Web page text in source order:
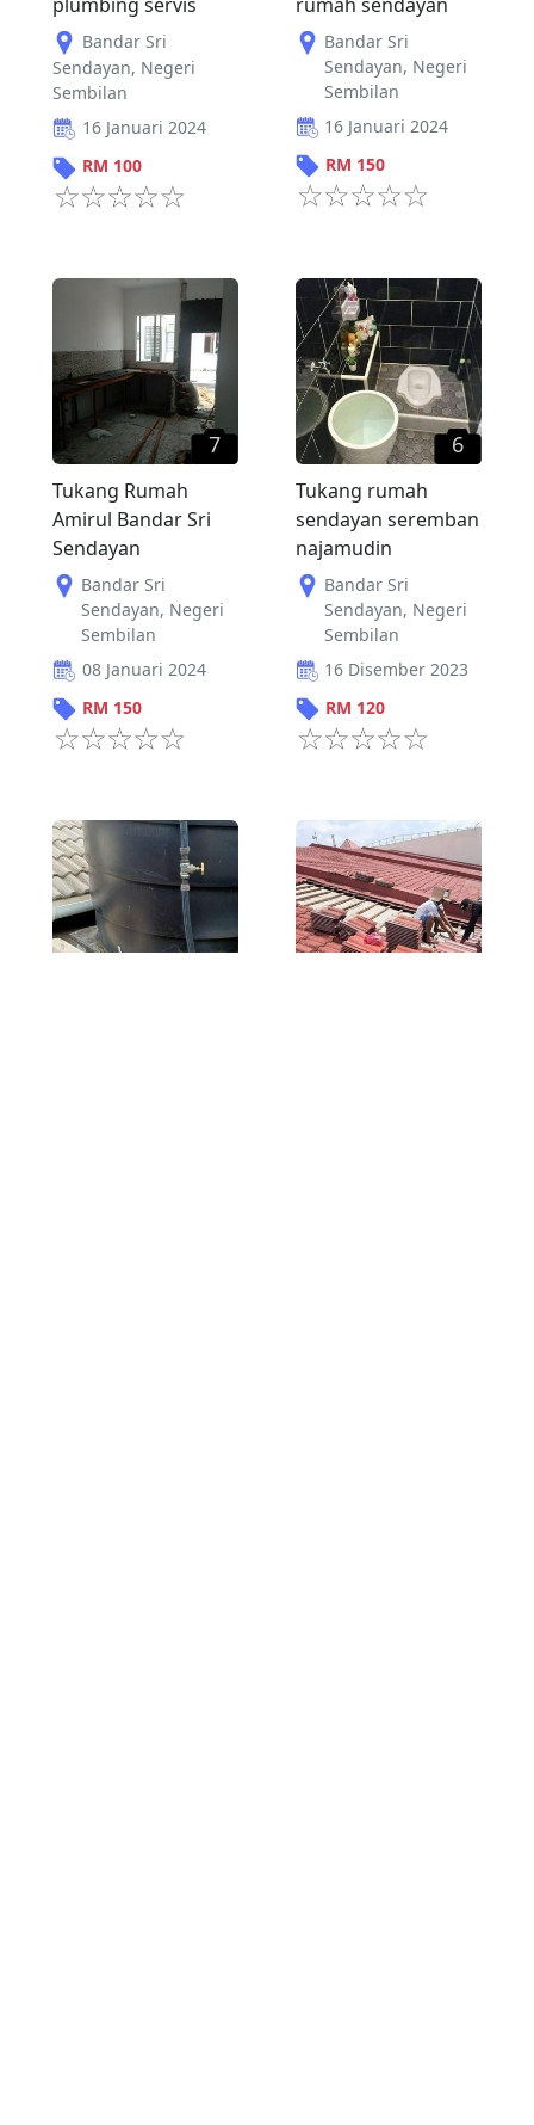
Bandar Sri
Sendayan, Negeri
Sembilan
16 Januari 2024
RM 100
Bandar Sri
Sendayan, Negeri
Sembilan
16 Januari 2024
RM 150
7
Tukang Rumah
Amirul Bandar Sri
Sendayan
Bandar Sri
Sendayan, Negeri
Sembilan
08 Januari 2024
RM 150
6
Tukang rumah
sendayan seremban
najamudin
Bandar Sri
Sendayan, Negeri
Sembilan
16 Disember 2023
RM 120